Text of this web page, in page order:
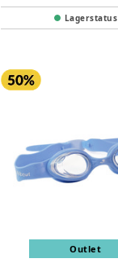
Lagerstatus
Outlet